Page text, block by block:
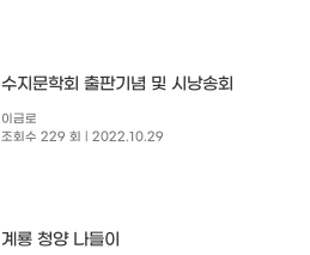
수지문학회 출판기념 및 시낭송회​
이금로
조회수 229 회
| 2022.10.29
계룡 청양 나들이